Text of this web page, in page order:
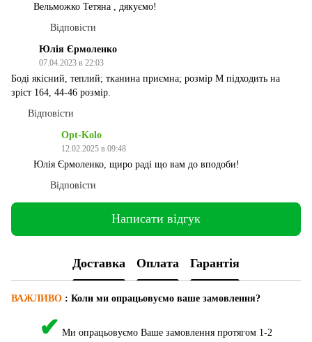
Вельможко Тетяна , дякуємо!
Відповісти
Юлія Єрмоленко
07.04.2023 в 22:03
Боді якісний, теплий; тканина приємна; розмір М підходить на
зріст 164, 44-46 розмір.
Відповісти
Opt-Kolo
12.02.2025 в 09:48
Юлія Єрмоленко, щиро раді що вам до вподоби!
Відповісти
Написати відгук
Доставка Оплата Гарантія
ВАЖЛИВО : Коли ми опрацьовуємо ваше замовлення?
✔ Ми опрацьовуємо Ваше замовлення протягом 1-2